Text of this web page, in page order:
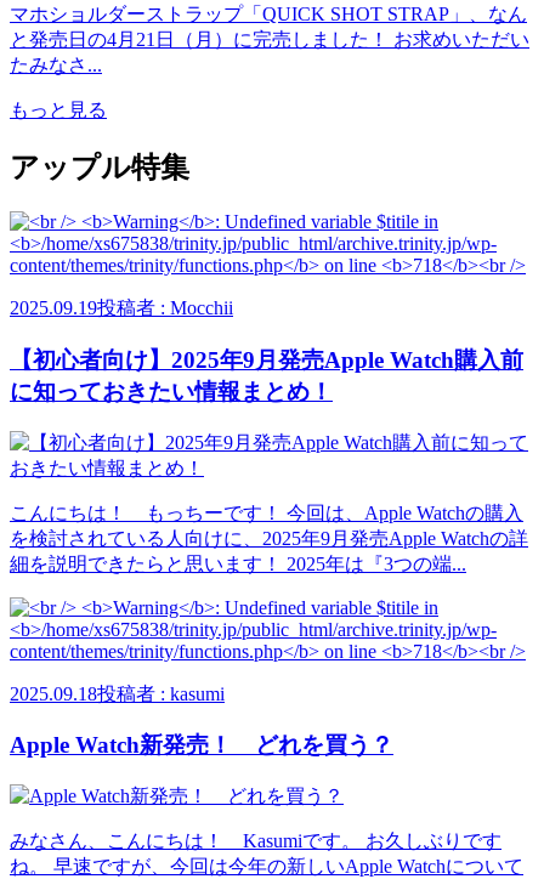
マホショルダーストラップ「QUICK SHOT STRAP」、なん
と発売日の4月21日（月）に完売しました！ お求めいただい
たみなさ...
もっと見る
アップル特集
2025.09.19投稿者 : Mocchii
【初心者向け】2025年9月発売Apple Watch購入前
に知っておきたい情報まとめ！
こんにちは！ もっちーです！ 今回は、Apple Watchの購入
を検討されている人向けに、2025年9月発売Apple Watchの詳
細を説明できたらと思います！ 2025年は『3つの端...
2025.09.18投稿者 : kasumi
Apple Watch新発売！ どれを買う？
みなさん、こんにちは！ Kasumiです。 お久しぶりです
ね。 早速ですが、今回は今年の新しいApple Watchについて